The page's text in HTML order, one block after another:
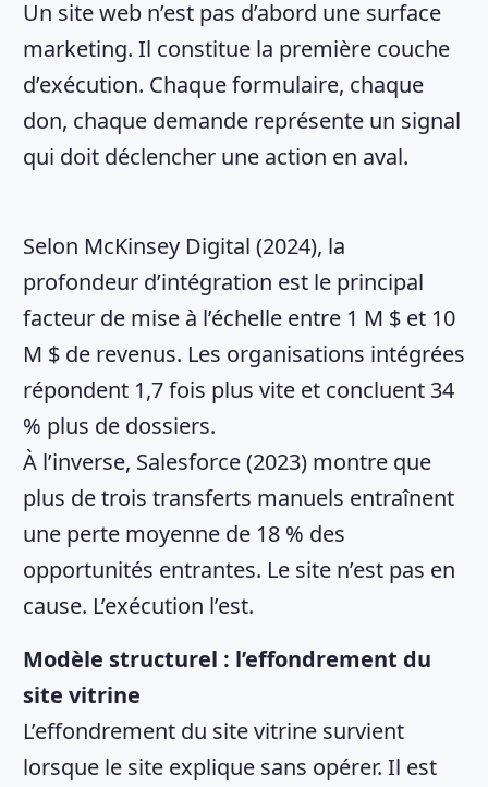
Un site web n’est pas d’abord une surface
marketing. Il constitue la première couche
d’exécution. Chaque formulaire, chaque
don, chaque demande représente un signal
qui doit déclencher une action en aval.
Selon McKinsey Digital (2024), la
profondeur d’intégration est le principal
facteur de mise à l’échelle entre 1 M $ et 10
M $ de revenus. Les organisations intégrées
répondent 1,7 fois plus vite et concluent 34
% plus de dossiers.
À l’inverse, Salesforce (2023) montre que
plus de trois transferts manuels entraînent
une perte moyenne de 18 % des
opportunités entrantes. Le site n’est pas en
cause. L’exécution l’est.
Modèle structurel : l’effondrement du
site vitrine
L’effondrement du site vitrine survient
lorsque le site explique sans opérer. Il est